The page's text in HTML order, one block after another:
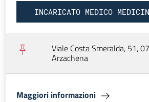
INCARICATO MEDICO
Viale Costa Smeralda, 51,
Arzachena
Maggiori informazioni